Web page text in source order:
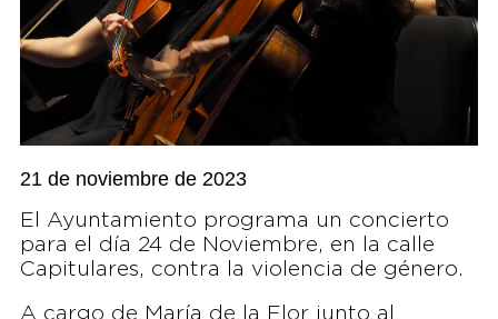
21 de noviembre de 2023
El Ayuntamiento programa un concierto
para el día 24 de Noviembre, en la calle
Capitulares, contra la violencia de género.
A cargo de María de la Flor junto al